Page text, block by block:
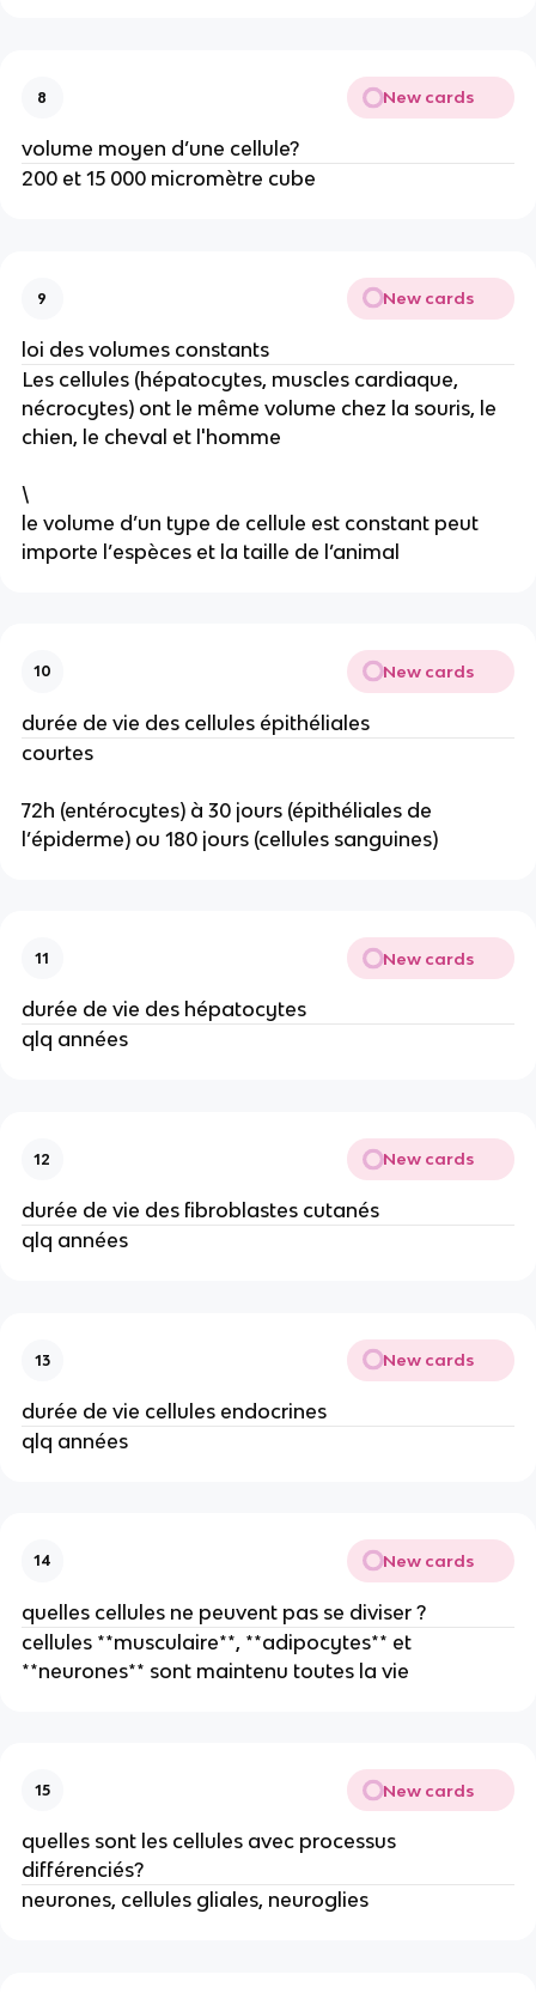
8 New cards
volume moyen d’une cellule?
200 et 15 000 micromètre cube
9 New cards
loi des volumes constants
Les cellules (hépatocytes, muscles cardiaque,
nécrocytes) ont le même volume chez la souris, le
chien, le cheval et l'homme
\
le volume d’un type de cellule est constant peut
importe l’espèces et la taille de l’animal
10 New cards
durée de vie des cellules épithéliales
courtes
72h (entérocytes) à 30 jours (épithéliales de
l’épiderme) ou 180 jours (cellules sanguines)
11 New cards
durée de vie des hépatocytes
qlq années
12 New cards
durée de vie des fibroblastes cutanés
qlq années
13 New cards
durée de vie cellules endocrines
qlq années
14 New cards
quelles cellules ne peuvent pas se diviser ?
cellules **musculaire**, **adipocytes** et
**neurones** sont maintenu toutes la vie
15 New cards
quelles sont les cellules avec processus
différenciés?
neurones, cellules gliales, neuroglies